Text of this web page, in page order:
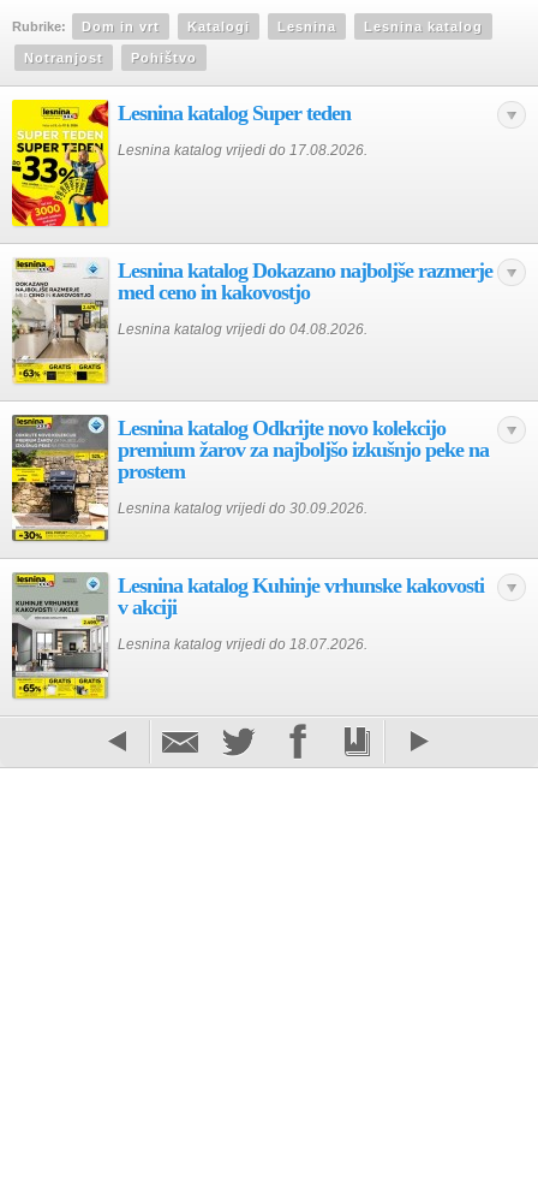
Rubrike: Dom in vrt Katalogi Lesnina Lesnina katalog
Notranjost Pohištvo
Lesnina katalog Super teden
Lesnina katalog vrijedi do 17.08.2026.
Lesnina katalog Dokazano najboljše razmerje
med ceno in kakovostjo
Lesnina katalog vrijedi do 04.08.2026.
Lesnina katalog Odkrijte novo kolekcijo
premium žarov za najboljšo izkušnjo peke na
prostem
Lesnina katalog vrijedi do 30.09.2026.
Lesnina katalog Kuhinje vrhunske kakovosti
v akciji
Lesnina katalog vrijedi do 18.07.2026.